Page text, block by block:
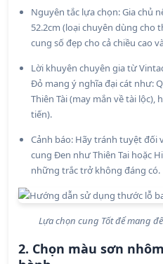
Nguyên tắc lựa chọn: Gia chủ
52.2cm (loại chuyên dùng cho
cung số đẹp cho cả chiều cao
Lời khuyên chuyên gia từ
Đỏ mang ý nghĩa đại cát như:
Thiên Tài (may mắn về tài lộc),
tiến).
Cảnh báo: Hãy tránh tuyệt đối
cung Đen như Thiên Tai hoặc
những trắc trở không đáng có.
Lựa chọn cung Tốt để mang
2. Chọn màu sơn